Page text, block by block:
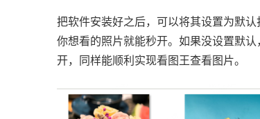
把软件安装好之后，可以将其设置为默
你想看的照片就能秒开。如果没设置默
开，同样能顺利实现看图王查看图片。